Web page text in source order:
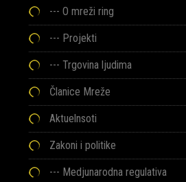
--- O mreži ring
--- Projekti
--- Trgovina ljudima
Članice Mreže
Aktuelnsoti
Zakoni i politike
--- Medjunarodna regulativa